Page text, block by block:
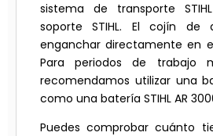
sistema de transporte
soporte STIHL. El cojín de
enganchar directamente en
Para periodos de trabajo
recomendamos utilizar una
como una batería STIHL AR
Puedes comprobar cuánto